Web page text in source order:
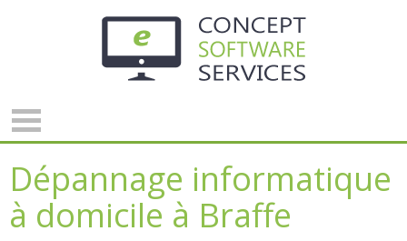
Dépannage informatique
à domicile à Braffe